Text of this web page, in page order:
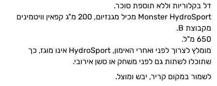
דל בקלוריות וללא תוספת סוכר.
Monster HydroSport מכיל מגנזיום, 200 מ"ג קפאין וויטמינים
מקבוצת B.
650 מ"ל.
מומלץ לצרוך לפני ואחרי האימון, HydroSport אינו מוגז, כך
שתוכלו לשתות גם לפני משחק או סשן אירובי.
לשמור במקום קריר, יבש ומוצל.